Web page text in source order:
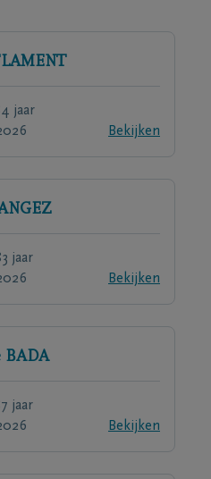
jaar
Bekijken
jaar
Bekijken
BADA
jaar
Bekijken